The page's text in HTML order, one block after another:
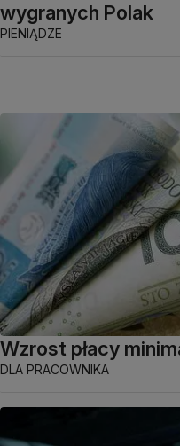
wygranych Polak
PIENIĄDZE
Wzrost płacy
DLA PRACOWNIKA